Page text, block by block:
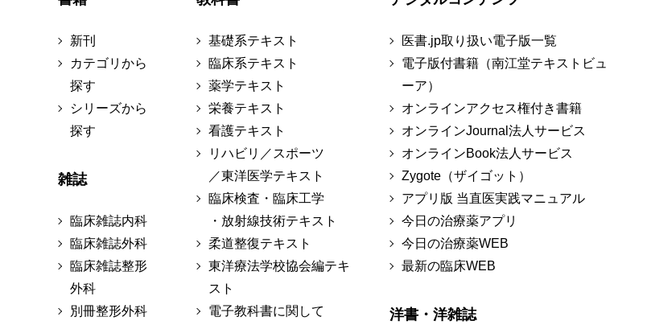
新刊
カテゴリから
探す
シリーズから
探す
雑誌
臨床雑誌内科
臨床雑誌外科
臨床雑誌整形
外科
別冊整形外科
基礎系テキスト
臨床系テキスト
薬学テキスト
栄養テキスト
看護テキスト
リハビリ／スポーツ
／東洋医学テキスト
臨床検査・臨床工学
・放射線技術テキスト
柔道整復テキスト
東洋療法学校協会編テキ
スト
電子教科書に関して
医書.jp取り扱い電子版一覧
電子版付書籍（南江堂テキストビュ
ーア）
オンラインアクセス権付き書籍
オンラインJournal法人サービス
オンラインBook法人サービス
Zygote（ザイゴット）
アプリ版 当直医実践マニュアル
今日の治療薬アプリ
今日の治療薬WEB
最新の臨床WEB
洋書・洋雑誌